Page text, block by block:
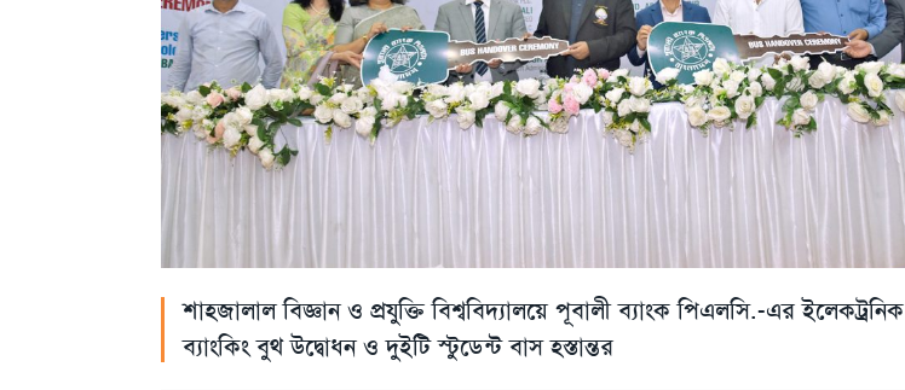
শাহজালাল বিজ্ঞান ও প্রযুক্তি বিশ্ববিদ্যালয়ে পূবালী ব্যাংক পিএলসি.-এর ইলেকট্রনিক
ব্যাংকিং বুথ উদ্বোধন ও দুইটি স্টুডেন্ট বাস হস্তান্তর